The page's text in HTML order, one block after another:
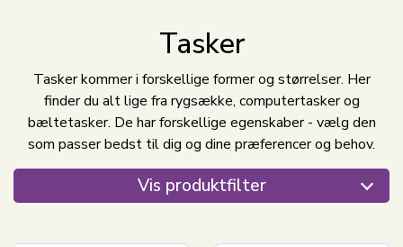
Tasker
Tasker kommer i forskellige former og størrelser. Her
finder du alt lige fra rygsække, computertasker og
bæltetasker. De har forskellige egenskaber - vælg den
som passer bedst til dig og dine præferencer og behov.
Vis produktfilter